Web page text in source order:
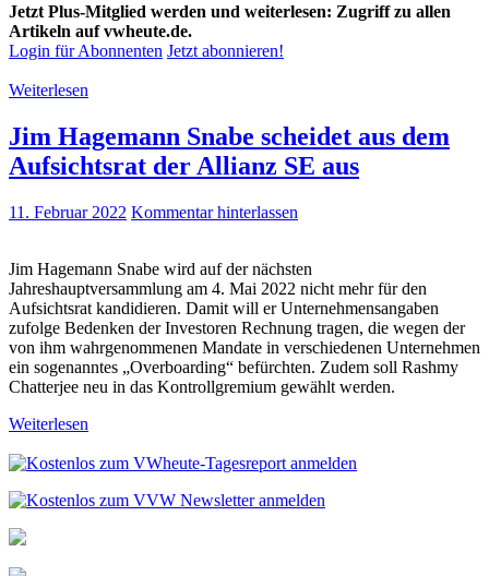
Jetzt Plus-Mitglied werden und weiterlesen: Zugriff zu allen
Artikeln auf vwheute.de.
Login für Abonnenten Jetzt abonnieren!
Weiterlesen
Jim Hagemann Snabe scheidet aus dem
Aufsichtsrat der Allianz SE aus
11. Februar 2022 Kommentar hinterlassen
Jim Hagemann Snabe wird auf der nächsten
Jahreshauptversammlung am 4. Mai 2022 nicht mehr für den
Aufsichtsrat kandidieren. Damit will er Unternehmensangaben
zufolge Bedenken der Investoren Rechnung tragen, die wegen der
von ihm wahrgenommenen Mandate in verschiedenen Unternehmen
ein sogenanntes „Overboarding“ befürchten. Zudem soll Rashmy
Chatterjee neu in das Kontrollgremium gewählt werden.
Weiterlesen